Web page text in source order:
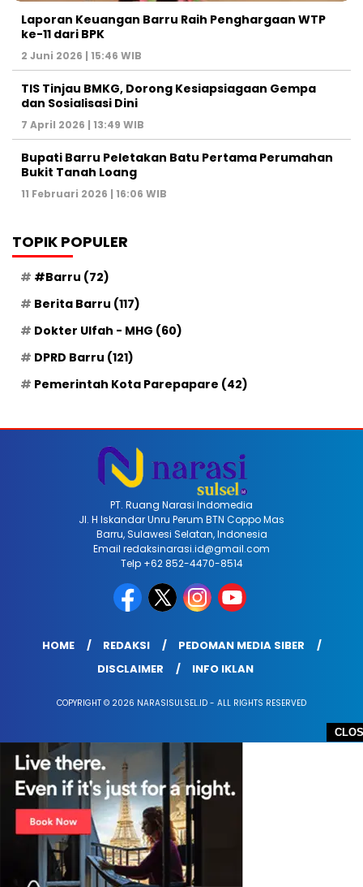
Laporan Keuangan Barru Raih Penghargaan WTP
ke-11 dari BPK
2 Juni 2026 | 15:46 WIB
TIS Tinjau BMKG, Dorong Kesiapsiagaan Gempa
dan Sosialisasi Dini
7 April 2026 | 13:49 WIB
Bupati Barru Peletakan Batu Pertama Perumahan
Bukit Tanah Loang
11 Februari 2026 | 16:06 WIB
TOPIK POPULER
#Barru (72)
Berita Barru (117)
Dokter Ulfah - MHG (60)
DPRD Barru (121)
Pemerintah Kota Parepapare (42)
PT. Ruang Narasi Indomedia
Jl. H Iskandar Unru Perum BTN Coppo Mas
Barru, Sulawesi Selatan, Indonesia
Email redaksinarasi.id@gmail.com
Telp +62 852-4470-8514
HOME REDAKSI
PEDOMAN MEDIA SIBER
DISCLAIMER
INFO IKLAN
COPYRIGHT © 2026 NARASISULSEL.ID - ALL RIGHTS RESERVED